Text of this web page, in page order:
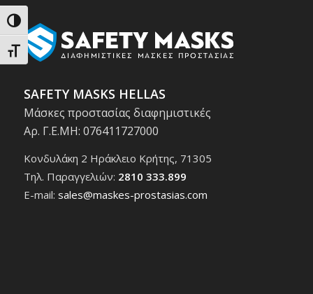
Εναλλαγή Υψηλής Αντίθεσης
Εναλλαγή Μεγέθους Γραμμάτων
SAFETY MASKS HELLAS
Μάσκες προστασίας διαφημιστικές
Αρ. Γ.Ε.ΜΗ: 076411727000
Κονδυλάκη 2 Ηράκλειο Κρήτης, 71305
Τηλ. Παραγγελιών: 2810 333.899
E-mail: sales@maskes-prostasias.com